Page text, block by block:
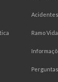
Ramo Vida